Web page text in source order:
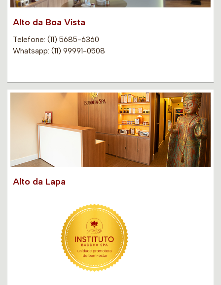
Alto da Boa Vista
Telefone: (11) 5685-6360
Whatsapp: (11) 99991-0508
Alto da Lapa